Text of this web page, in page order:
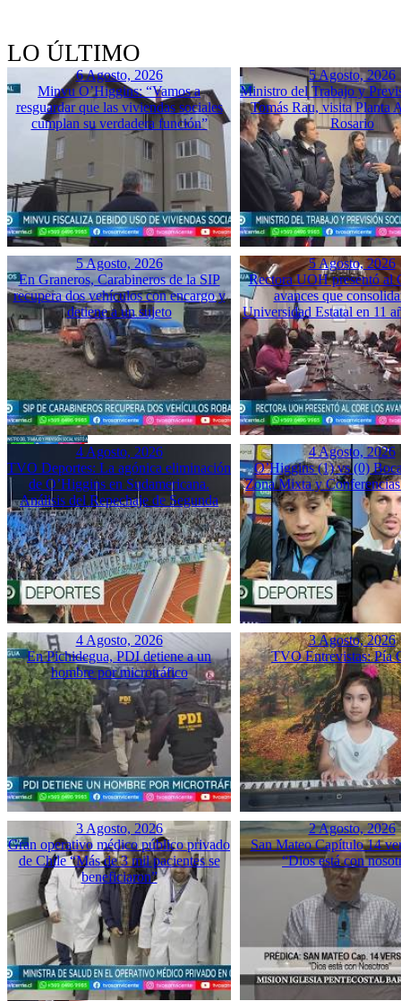
LO ÚLTIMO
6 Agosto, 2026
Minvu O’Higgins: “Vamos a
resguardar que las viviendas sociales
cumplan su verdadera función”
5 Agosto, 2026
Ministro del Trabajo y
Tomás Rau, visita Planta
Rosario
5 Agosto, 2026
En Graneros, Carabineros de la SIP
recupera dos vehículos con encargo y
detiene a un sujeto
5 Agosto, 2026
Rectora UOH presentó al
avances que
Universidad Estatal en 11
4 Agosto, 2026
TVO Deportes: La agónica eliminación
de O’Higgins en Sudamericana.
Análisis del Repechaje de Segunda
4 Agosto, 2026
O’Higgins (1) vs (0)
Zona Mixta y Conferencias
4 Agosto, 2026
En Pichidegua, PDI detiene a un
hombre por microtráfico
3 Agosto, 2026
TVO Entrevistas: Pía
3 Agosto, 2026
Gran operativo médico público privado
de Chile “Más de 3 mil pacientes se
beneficiaron”
2 Agosto, 2026
San Mateo Capítulo 14
“Dios está con